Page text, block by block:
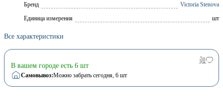
Брeнд
Victoria Stenova
Единица измерения
шт
Все характеристики
В вашем городе есть 6 шт
Самовывоз:Можно забрать сегодня, 6 шт